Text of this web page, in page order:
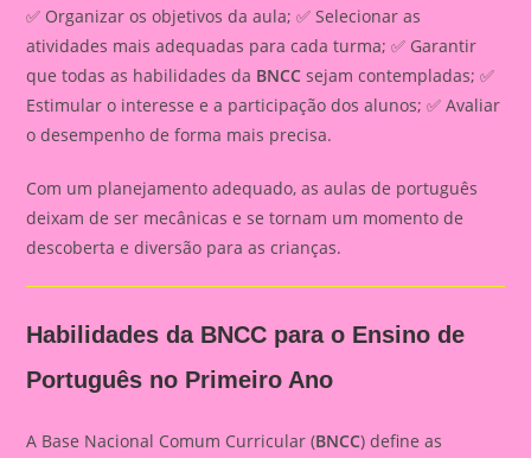
✅ Organizar os objetivos da aula; ✅ Selecionar as
atividades mais adequadas para cada turma; ✅ Garantir
que todas as habilidades da BNCC sejam contempladas; ✅
Estimular o interesse e a participação dos alunos; ✅ Avaliar
o desempenho de forma mais precisa.
Com um planejamento adequado, as aulas de português
deixam de ser mecânicas e se tornam um momento de
descoberta e diversão para as crianças.
Habilidades da BNCC para o Ensino de
Português no Primeiro Ano
A Base Nacional Comum Curricular (BNCC) define as